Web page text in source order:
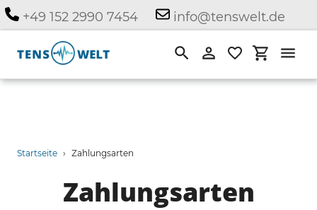
Direkt
zum
Inhalt
+49 152 2990 7454 info@tenswelt.de
SuchenEinloggen
Startseite › Zahlungsarten
Zahlungsarten